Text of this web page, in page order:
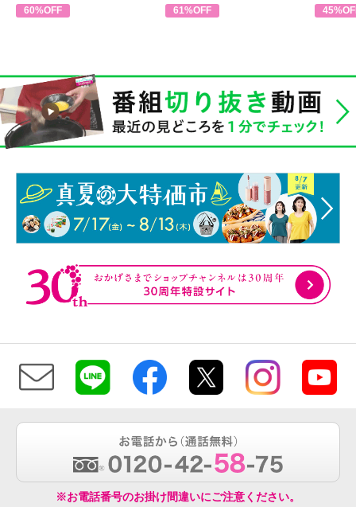
60%OFF 61%OFF
※お電話番号のお掛け間違いにご注意ください。